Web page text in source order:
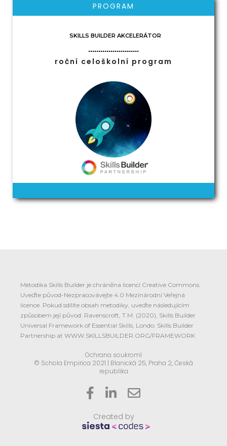
PROGRAM
SKILLS BUILDER AKCELERÁTOR
roční celoškolní program
Metodika Skills Builder je chráněna licencí Creative Commons.
Uveďte původ-Nezpracovávejte 4.0 Mezinárodní Veřejná
licence. Pokud sdílíte obsah metodiky, uveďte následujícím
způsobem její původ: Ravenscroft, T.M. (2020), Skills Builder
Universal Framework of Essential Skills, Londo: Skills Builder
Partnership at WWW.SKILLSBUILDER.ORG/FRAMEWORK
Ochrana soukromí
© Schola Empirica 2021 | Blanická 25, Praha 2, Česká
republika
  
Created by